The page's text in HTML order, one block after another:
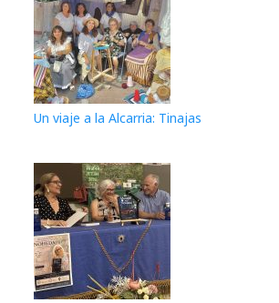
Un viaje a la Alcarria: Tinajas